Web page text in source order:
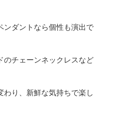
ンダントなら個性も演出で
のチェーンネックレスなど
わり、新鮮な気持ちで楽し